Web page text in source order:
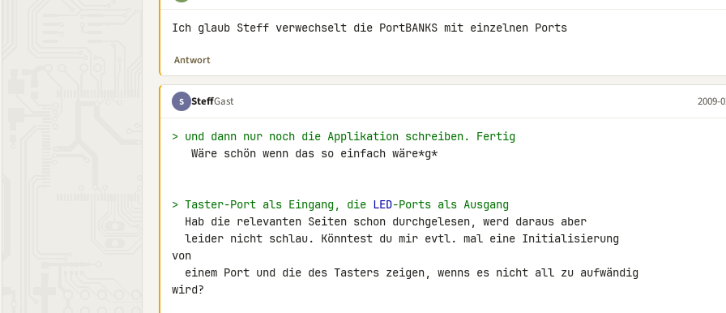
Ich glaub Steff verwechselt die PortBANKS mit einzelnen Ports
Antwort
S SteffGast 2009-
> und dann nur noch die Applikation schreiben. Fertig
> Taster-Port als Eingang, die LED-Ports als Ausgang
von
wird?